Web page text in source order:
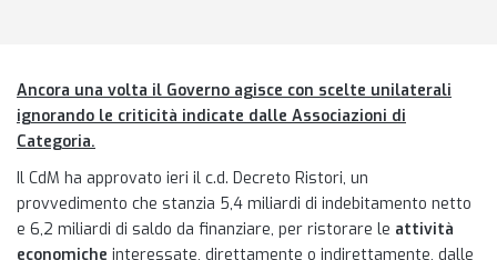
Ancora una volta il Governo agisce con scelte unilaterali
ignorando le criticità indicate dalle Associazioni di
Categoria.
Il CdM ha approvato ieri il c.d. Decreto Ristori, un
provvedimento che stanzia 5,4 miliardi di indebitamento netto
e 6,2 miliardi di saldo da finanziare, per ristorare le attività
economiche interessate, direttamente o indirettamente, dalle